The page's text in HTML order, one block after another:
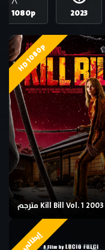
2023
1080p
HD 1080p
إيطالي